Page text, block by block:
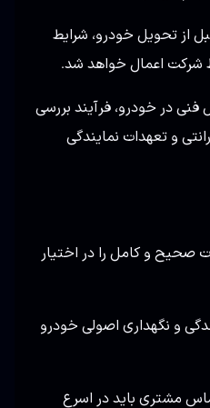
از تحویل خودرو، شرایط
شرکت اعمال خواهد شد.
در خودرو، فرآیند بررسی
و تعهدات نمایندگی
و کامل را در اختیار
و نگهداری اصولی خودرو
مشتری باید در اسرع